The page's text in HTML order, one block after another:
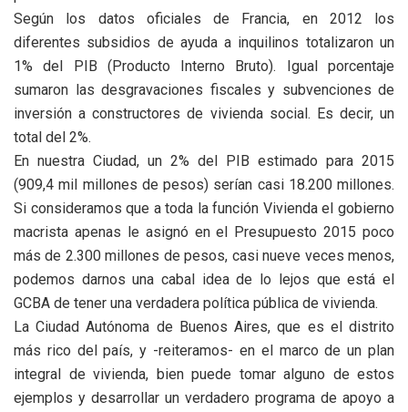
Según los datos oficiales de Francia, en 2012 los
diferentes subsidios de ayuda a inquilinos totalizaron un
1% del PIB (Producto Interno Bruto). Igual porcentaje
sumaron las desgravaciones fiscales y subvenciones de
inversión a constructores de vivienda social. Es decir, un
total del 2%.
En nuestra Ciudad, un 2% del PIB estimado para 2015
(909,4 mil millones de pesos) serían casi 18.200 millones.
Si consideramos que a toda la función Vivienda el gobierno
macrista apenas le asignó en el Presupuesto 2015 poco
más de 2.300 millones de pesos, casi nueve veces menos,
podemos darnos una cabal idea de lo lejos que está el
GCBA de tener una verdadera política pública de vivienda.
La Ciudad Autónoma de Buenos Aires, que es el distrito
más rico del país, y -reiteramos- en el marco de un plan
integral de vivienda, bien puede tomar alguno de estos
ejemplos y desarrollar un verdadero programa de apoyo a